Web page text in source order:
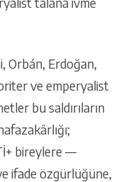
Orbán, Erdoğan,
ve emperyalist
bu saldırıların
bireylere —
ifade özgürlüğüne,